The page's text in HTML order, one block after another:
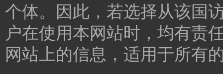
个体。因此，若选择从该国
户在使用本网站时，均有责
网站上的信息，适用于所有